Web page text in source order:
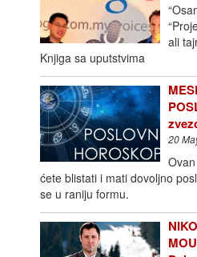
ali
Knjiga sa uputstvima
20
ćete blistati i mati dovoljno
se u raniju formu.